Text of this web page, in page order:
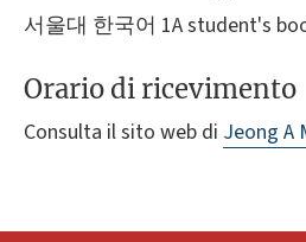
서울대 한국어 1A student's
Orario di ricevimento
Consulta il sito web di Jeong A